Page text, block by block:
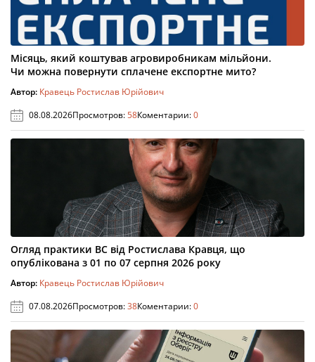
Місяць, який коштував агровиробникам мільйони.
Чи можна повернути сплачене експортне мито?
Автор: Кравець Ростислав Юрійович
08.08.2026Просмотров:58Коментарии:0
Огляд практики ВС від Ростислава Кравця, що
опублікована з 01 по 07 серпня 2026 року
Автор: Кравець Ростислав Юрійович
07.08.2026Просмотров:38Коментарии:0